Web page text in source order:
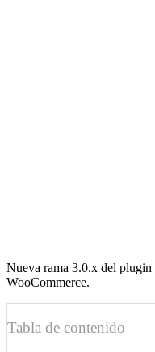
Nueva rama 3.0.x del plugin
WooCommerce.
Tabla de contenido